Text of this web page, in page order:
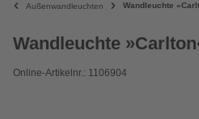
Außenwandleuchten Wandleuchte
Wandleuchte
Online-Artikelnr.: 1106904